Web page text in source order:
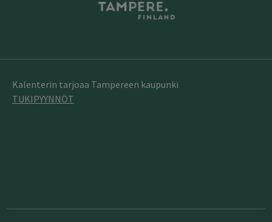
Kalenterin tarjoaa Tampereen kaupunki
TUKIPYYNNÖT